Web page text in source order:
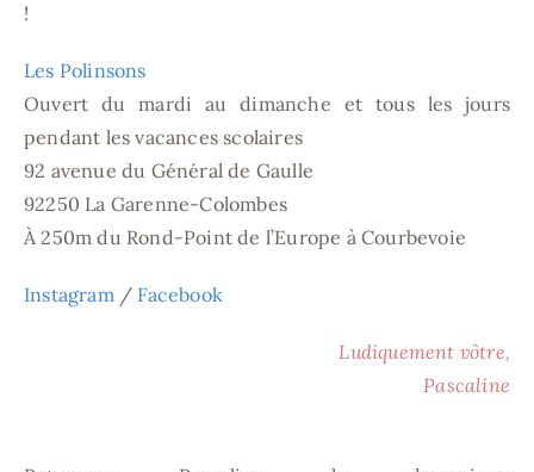
!
Les Polinsons
Ouvert du mardi au dimanche et tous les jours
pendant les vacances scolaires
92 avenue du Général de Gaulle
92250 La Garenne-Colombes
À 250m du Rond-Point de l’Europe à Courbevoie
Instagram/ Facebook
Ludiquement vôtre,
Pascaline